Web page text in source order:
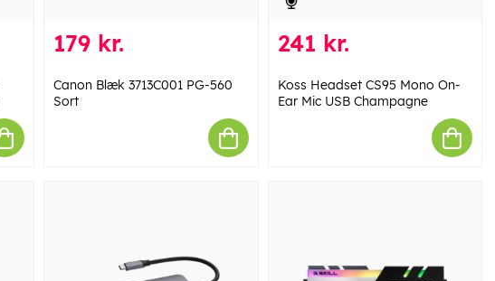
179 kr.
Canon Blæk 3713C001 PG-560
Sort
241 kr.
Koss Headset CS95 Mono On-
Ear Mic USB Champagne